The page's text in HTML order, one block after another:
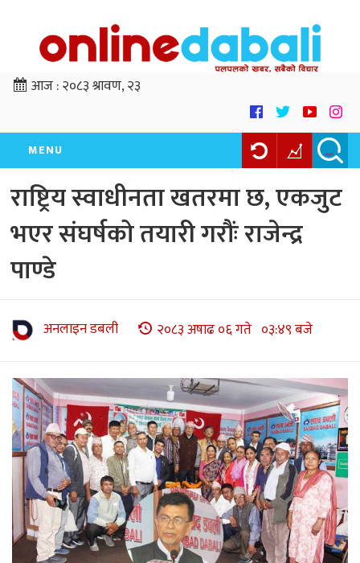
आज :२०८३ श्रावण, २३
MENU
राष्ट्रिय स्वाधीनता खतरमा छ, एकजुट
भएर संघर्षको तयारी गरौंः राजेन्द्र
पाण्डे
अनलाइन डबली २०८३ अषाढ ०६ गते ०३:४९ बजे